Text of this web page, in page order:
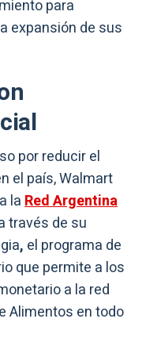
para
expansión de sus
por reducir el
el país, Walmart
laRed Argentina
través de su
, el programa de
que permite a los
a la red
Alimentos en todo